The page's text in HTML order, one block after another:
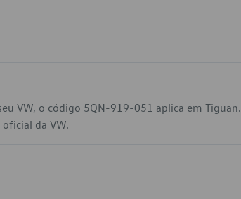
VW, o código 5QN-919-051 aplica em Tiguan.
da VW.